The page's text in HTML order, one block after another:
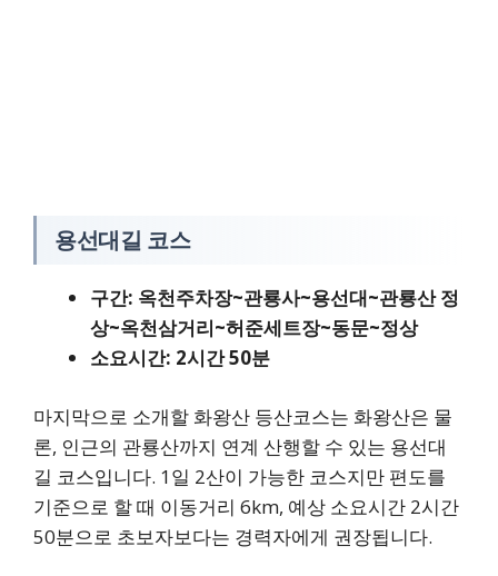
용선대길 코스
구간: 옥천주차장~관룡사~용선대~관룡산 정
상~옥천삼거리~허준세트장~동문~정상
소요시간: 2시간 50분
마지막으로 소개할 화왕산 등산코스는 화왕산은 물
론, 인근의 관룡산까지 연계 산행할 수 있는 용선대
길 코스입니다. 1일 2산이 가능한 코스지만 편도를
기준으로 할 때 이동거리 6km, 예상 소요시간 2시간
50분으로 초보자보다는 경력자에게 권장됩니다.